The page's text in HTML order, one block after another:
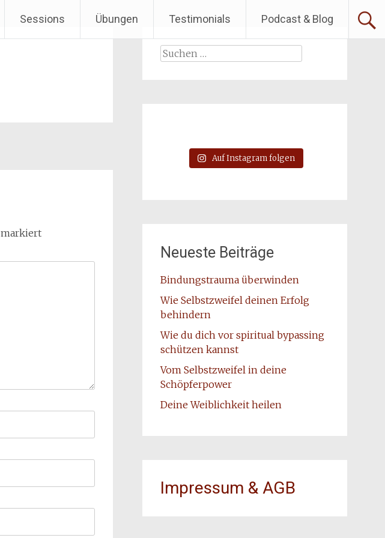
Sessions Übungen Testimonials Podcast & Blog
markiert
Suchen
Auf Instagram folgen
Neueste Beiträge
Bindungstrauma überwinden
Wie Selbstzweifel deinen Erfolg
behindern
Wie du dich vor spiritual bypassing
schützen kannst
Vom Selbstzweifel in deine
Schöpferpower
Deine Weiblichkeit heilen
Impressum & AGB